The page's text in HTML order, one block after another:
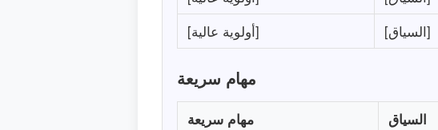
[أولوية عالية]
[السياق]
مهام سريعة
مهام سريعة السياق